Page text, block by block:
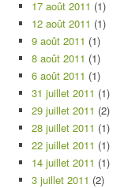
17 août 2011 (1)
12 août 2011 (1)
9 août 2011 (1)
8 août 2011 (1)
6 août 2011 (1)
31 juillet 2011 (1)
29 juillet 2011 (2)
28 juillet 2011 (1)
22 juillet 2011 (1)
14 juillet 2011 (1)
3 juillet 2011 (2)